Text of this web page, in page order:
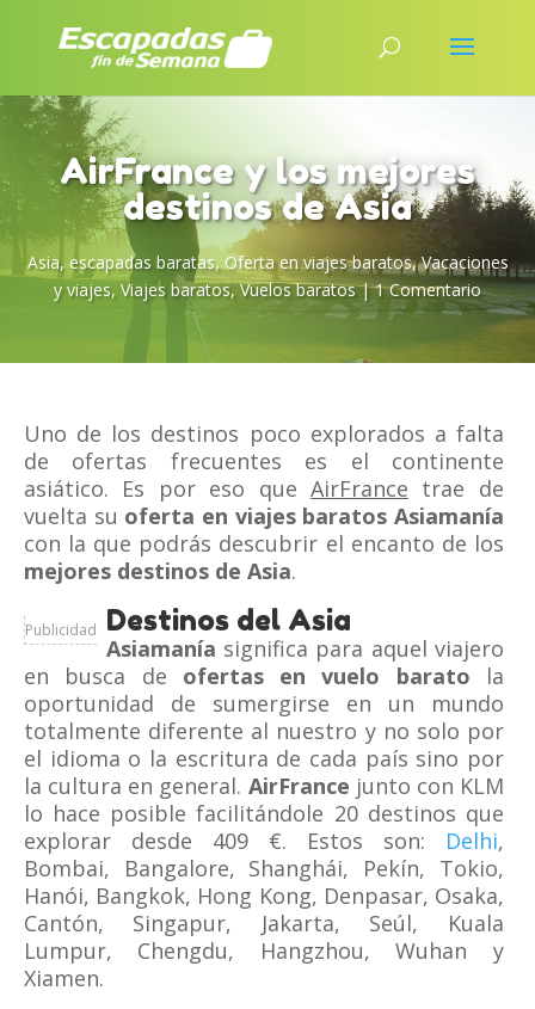
AirFrance y los mejores
destinos de Asia
Asia, escapadas baratas, Oferta en viajes baratos,Vacaciones
y viajes, Viajes baratos,Vuelos baratos|1 Comentario
Uno de los destinos poco explorados a falta
de ofertas frecuentes es el continente
asiático. Es por eso queAirFrance trae de
vuelta su oferta en viajes baratos Asiamanía
con la que podrás descubrir el encanto de los
mejores destinos de Asia.
Publicidad Destinos del Asia
Asiamanía significa para aquel viajero
en busca de ofertas en vuelo barato la
oportunidad de sumergirse en un mundo
totalmente diferente al nuestro y no solo por
el idioma o la escritura de cada país sino por
la cultura en general. AirFrance junto con KLM
lo hace posible facilitándole 20 destinos que
explorar desde 409 €. Estos son: Delhi,
Bombai, Bangalore, Shanghái, Pekín, Tokio,
Hanói, Bangkok, Hong Kong, Denpasar, Osaka,
Cantón, Singapur, Jakarta, Seúl, Kuala
Lumpur, Chengdu, Hangzhou, Wuhan y
Xiamen.